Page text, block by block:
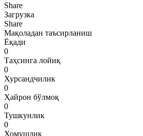
Share
Загрузка
Share
Мақоладан таъсирланиш
Ёқади
0
Таҳсинга лойиқ
0
Хурсандчилик
0
Ҳайрон бўлмоқ
0
Тушкунлик
0
Хомушлик